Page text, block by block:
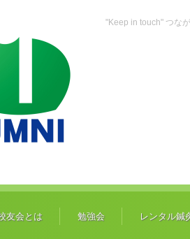
"Keep in touch" つな
友会とは 勉強会 レンタル鍼